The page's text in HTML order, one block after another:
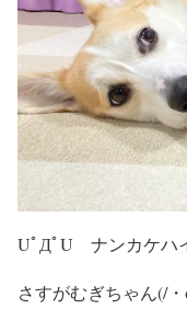
UﾟДﾟU ナンカケハ
さすがむぎちゃん(/